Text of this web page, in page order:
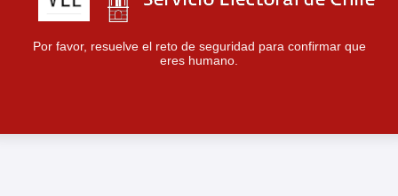
Por favor, resuelve el reto de seguridad para confirmar que
eres humano.